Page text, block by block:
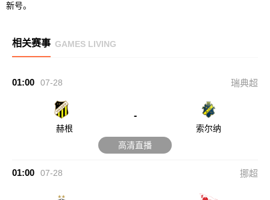
新号。
相关赛事 GAMES LIVING
01:00 07-28 瑞典超
赫根
-
索尔纳
高清直播
01:00 07-28 挪超